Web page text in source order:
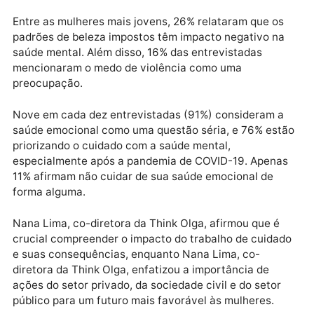
essas responsabilidades adicionais. Tanto
quanto mães solteiras também são as mais
sobrecarregadas com tarefas domésticas e de
cuidado, e 51% das mães e 49% das cuidadoras
apontaram a situação financeira restrita como o
principal impacto na saúde mental. Isso sugere que o
excesso de cuidado também contribui para o
empobrecimento feminino, uma tendência conhecida
como “feminização da pobreza”.
Entre as mulheres mais jovens, 26% relataram que
padrões de beleza impostos têm impacto negativo
saúde mental. Além disso, 16% das entrevistadas
mencionaram o medo de violência como uma
preocupação.
Nove em cada dez entrevistadas (91%) consideram